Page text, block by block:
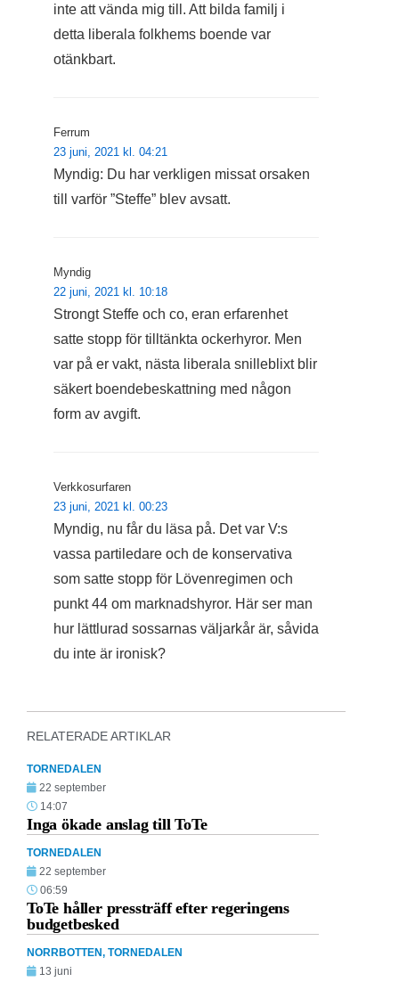
inte att vända mig till. Att bilda familj i
detta liberala folkhems boende var
otänkbart.
Ferrum
23 juni, 2021 kl. 04:21
Myndig: Du har verkligen missat orsaken
till varför ”Steffe” blev avsatt.
Myndig
22 juni, 2021 kl. 10:18
Strongt Steffe och co, eran erfarenhet
satte stopp för tilltänkta ockerhyror. Men
var på er vakt, nästa liberala snilleblixt blir
säkert boendebeskattning med någon
form av avgift.
Verkkosurfaren
23 juni, 2021 kl. 00:23
Myndig, nu får du läsa på. Det var V:s
vassa partiledare och de konservativa
som satte stopp för Lövenregimen och
punkt 44 om marknadshyror. Här ser man
hur lättlurad sossarnas väljarkår är, såvida
du inte är ironisk?
RELATERADE ARTIKLAR
TORNEDALEN
22 september
14:07
Inga ökade anslag till ToTe
TORNEDALEN
22 september
06:59
ToTe håller pressträff efter regeringens
budgetbesked
NORRBOTTEN, TORNEDALEN
13 juni